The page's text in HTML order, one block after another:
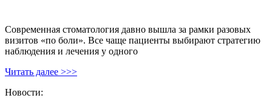
Современная стоматология давно вышла за рамки разовых
визитов «по боли». Все чаще пациенты выбирают стратегию
наблюдения и лечения у одного
Читать далее >>>
Новости: